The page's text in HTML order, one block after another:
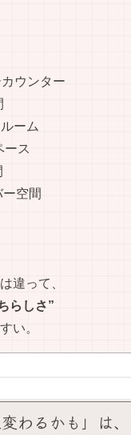
ウンター
ーム
ース
ー空間
違って、
らしさ”
い。
わるかも」は